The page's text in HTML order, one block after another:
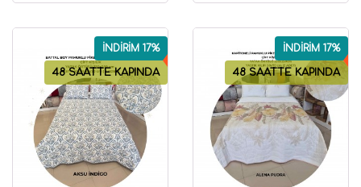
48 SAATTE KAPINDA
İNDİRİM 17%
48 SAATTE KAPINDA
İNDİRİM 17%